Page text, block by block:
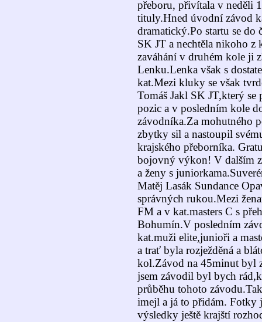
přeboru, přivítala v neděli
tituly.Hned úvodní závod
dramatický.Po startu se do
SK JT a nechtěla nikoho z
zaváhání v druhém kole ji
Lenku.Lenka však s
kat.Mezi kluky se však
Tomáš Jakl SK JT,který
pozic a v posledním kole
závodníka.Za mohutného
zbytky sil a nastoupil
krajského přeborníka.
bojovný výkon! V dalším
a ženy s
Matěj Lasák Sundance
správných rukou.Mezi
FM a v kat.masters C s
Bohumín.V posledním
kat.muži elite,junioři a
a trať byla rozježděná a
kol.Závod na 45minut byl
jsem závodil byl bych
průběhu tohoto
imejl a já to přidám. Fotky
výsledky ještě krajští